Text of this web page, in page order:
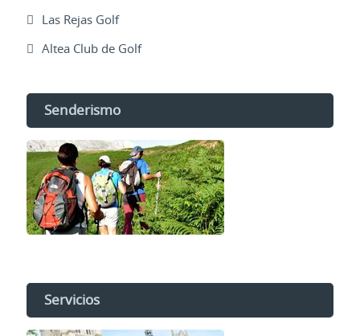
Las Rejas Golf
Altea Club de Golf
Senderismo
Servicios